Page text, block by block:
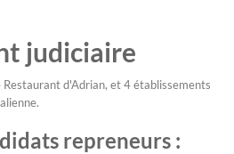
judiciaire
d'Adrian, et 4 établissements
repreneurs :